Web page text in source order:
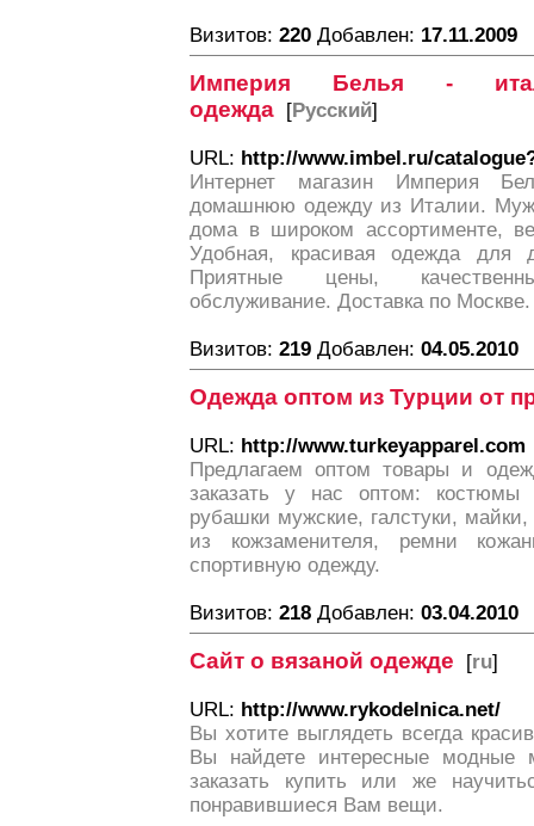
Визитов: 220 Добавлен: 17.11.2009
Империя Белья -
одежда [Русский]
URL: http://www.imbel.ru/
Интернет магазин Империя
домашнюю одежду из Италии.
дома в широком ассортименте,
Удобная, красивая одежда
Приятные цены,
обслуживание. Доставка по Москве.
Визитов: 219 Добавлен: 04.05.2010
Одежда оптом из Турции от
URL: http://www.turkeyapparel.com
Предлагаем оптом товары и
заказать у нас оптом:
рубашки мужские, галстуки,
из кожзаменителя, ремни
спортивную одежду.
Визитов: 218 Добавлен: 03.04.2010
Сайт о вязаной одежде [ru]
URL: http://www.rykodelnica.net/
Вы хотите выглядеть всегда
Вы найдете интересные модные
заказать купить или же
понравившиеся Вам вещи.